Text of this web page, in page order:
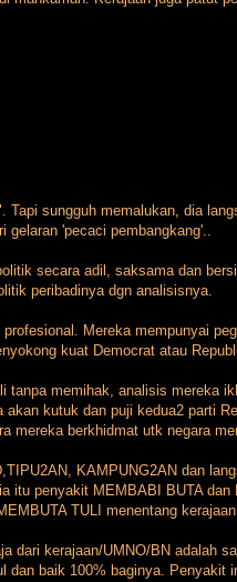
sungguh memalukan, dia
'pecaci pembangkang'..
secara adil, saksama dan
peribadinya dgn analisisnya.
Mereka mempunyai
kuat Democrat atau
memihak, analisis mereka
kutuk dan puji kedua2 parti
mereka berkhidmat utk negara
KAMPUNG2AN dan
itu penyakit MEMBABI BUTA dan
TULI menentang kerajaan.
dari kerajaan/UMNO/BN adalah
dan baik 100% baginya. Penyakit